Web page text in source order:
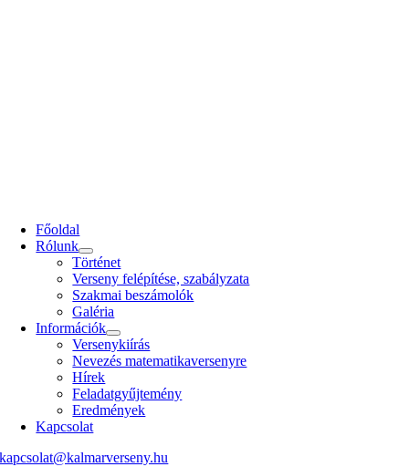
Főoldal
Rólunk
Történet
Verseny felépítése, szabályzata
Szakmai beszámolók
Galéria
Információk
Versenykiírás
Nevezés matematika­versenyre
Hírek
Feladatgyűjtemény
Eredmények
Kapcsolat
kapcsolat@kalmarverseny.hu